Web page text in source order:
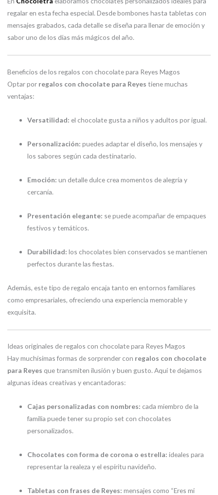
regalar en esta fecha especial. Desde bombones hasta tabletas con
mensajes grabados, cada detalle se diseña para llenar de emoción y
sabor uno de los días más mágicos del año.
Beneficios de los regalos con chocolate para Reyes Magos
Optar por regalos con chocolate para Reyes tiene muchas
ventajas:
Versatilidad: el chocolate gusta a niños y adultos por igual.
Personalización: puedes adaptar el diseño, los mensajes y
los sabores según cada destinatario.
Emoción: un detalle dulce crea momentos de alegría y
cercanía.
Presentación elegante: se puede acompañar de empaques
festivos y temáticos.
Durabilidad: los chocolates bien conservados se mantienen
perfectos durante las fiestas.
Además, este tipo de regalo encaja tanto en entornos familiares
como empresariales, ofreciendo una experiencia memorable y
exquisita.
Ideas originales de regalos con chocolate para Reyes Magos
Hay muchísimas formas de sorprender con regalos con chocolate
para Reyes que transmiten ilusión y buen gusto. Aquí te dejamos
algunas ideas creativas y encantadoras:
Cajas personalizadas con nombres: cada miembro de la
familia puede tener su propio set con chocolates
personalizados.
Chocolates con forma de corona o estrella: ideales para
representar la realeza y el espíritu navideño.
Tabletas con frases de Reyes: mensajes como “Eres mi